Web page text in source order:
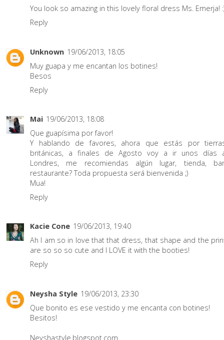
You look so amazing in this lovely floral dress Ms. Emerja!
Reply
Unknown 19/06/2013, 18:05
Muy guapa y me encantan los botines!
Besos
Reply
Mai 19/06/2013, 18:08
Que guapísima por favor!
Y hablando de favores, ahora que estás por
británicas, a finales de Agosto voy a ir unos días
Londres, me recomiendas algún lugar, tienda,
restaurante? Toda propuesta será bienvenida ;)
Mua!
Reply
Kacie Cone 19/06/2013, 19:40
Ah I am so in love that that dress, that shape and the
are so so so cute and I LOVE it with the booties!
Reply
Neysha Style 19/06/2013, 23:30
Que bonito es ese vestido y me encanta con botines!
Besitos!
Neyshastyle.blogspot.com